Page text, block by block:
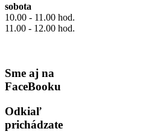
sobota
10.00 - 11.00 hod.
11.00 - 12.00 hod.
Sme aj na
FaceBooku
Odkiaľ
prichádzate